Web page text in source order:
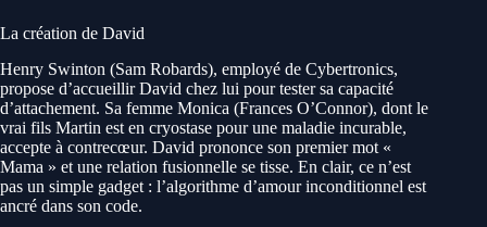
La création de David
Henry Swinton (Sam Robards), employé de Cybertronics,
propose d’accueillir David chez lui pour tester sa capacité
d’attachement. Sa femme Monica (Frances O’Connor), dont le
vrai fils Martin est en cryostase pour une maladie incurable,
accepte à contrecœur. David prononce son premier mot «
Mama » et une relation fusionnelle se tisse. En clair, ce n’est
pas un simple gadget : l’algorithme d’amour inconditionnel est
ancré dans son code.